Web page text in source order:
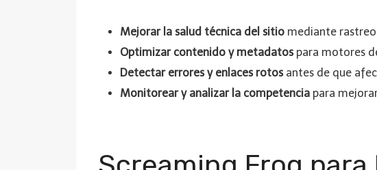
Mejorar la salud técnica del sitio mediante
Optimizar contenido y metadatospara motores
Detectar errores y enlaces rotosantes de que
Monitorear y analizar la competencia para